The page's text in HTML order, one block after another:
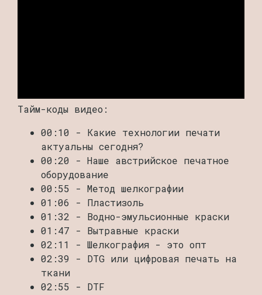
Тайм-коды видео:
00:10 - Какие технологии печати
актуальны сегодня?
00:20 - Наше австрийское печатное
оборудование
00:55 - Метод шелкографии
01:06 - Пластизоль
01:32 - Водно-эмульсионные краски
01:47 - Вытравные краски
02:11 - Шелкография - это опт
02:39 - DTG или цифровая печать на
ткани
02:55 - DTF